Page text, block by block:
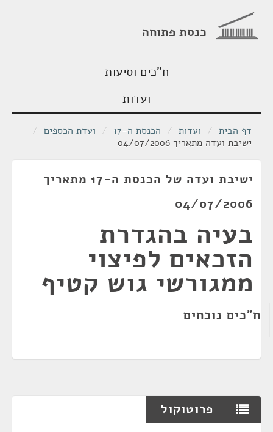
כנסת פתוחה
ח"כים וסיעות
ועדות
דף הבית / ועדות / הכנסת ה-17 / ועדת הכספים /
ישיבת ועדה מתאריך 04/07/2006
ישיבת ועדה של הכנסת ה-17 מתאריך
04/07/2006
בעיה בהגדרת
הזכאים לפיצוי
ממגורשי גוש קטיף
ח"כים נוכחים
פרוטוקול